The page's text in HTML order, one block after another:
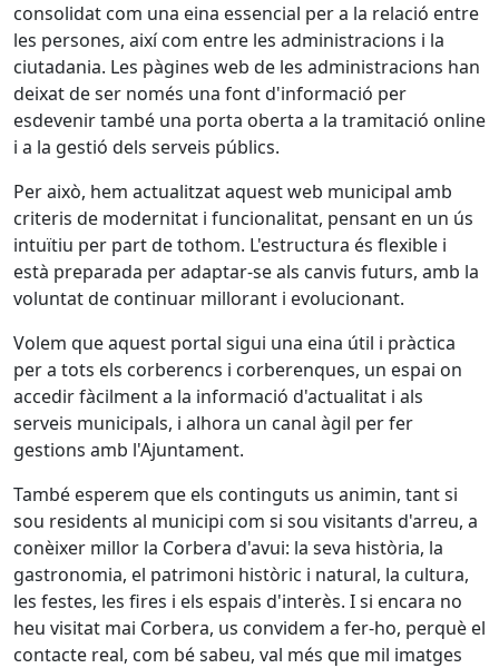
consolidat com una eina essencial per a la relació entre
les persones, així com entre les administracions i la
ciutadania. Les pàgines web de les administracions han
deixat de ser només una font d'informació per
esdevenir també una porta oberta a la tramitació online
i a la gestió dels serveis públics.
Per això, hem actualitzat aquest web municipal amb
criteris de modernitat i funcionalitat, pensant en un ús
intuïtiu per part de tothom. L'estructura és flexible i
està preparada per adaptar-se als canvis futurs, amb la
voluntat de continuar millorant i evolucionant.
Volem que aquest portal sigui una eina útil i pràctica
per a tots els corberencs i corberenques, un espai on
accedir fàcilment a la informació d'actualitat i als
serveis municipals, i alhora un canal àgil per fer
gestions amb l'Ajuntament.
També esperem que els continguts us animin, tant si
sou residents al municipi com si sou visitants d'arreu, a
conèixer millor la Corbera d'avui: la seva història, la
gastronomia, el patrimoni històric i natural, la cultura,
les festes, les fires i els espais d'interès. I si encara no
heu visitat mai Corbera, us convidem a fer-ho, perquè el
contacte real, com bé sabeu, val més que mil imatges